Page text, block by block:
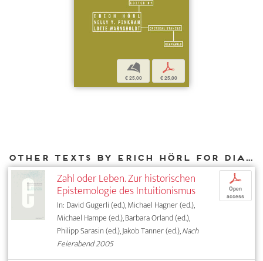
b
€ 25,00
p
€ 25,00
Other texts by Erich Hörl for DIAPHANES
Zahl oder Leben. Zur historischen
Epistemologie des Intuitionismus
In: David Gugerli (ed.), Michael Hagner (ed.),
Michael Hampe (ed.), Barbara Orland (ed.),
Philipp Sarasin (ed.), Jakob Tanner (ed.),Nach
Feierabend 2005
p
Open
access